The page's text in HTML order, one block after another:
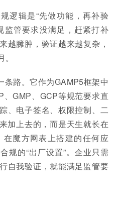
辑是“先做功能，再补验
管要求没满足，赶紧打补
越臃肿，验证越来越复杂，
路。它作为GAMP5框架中
GMP、GCP等规范要求直
、电子签名、权限控制、二
上去的，而是天生就长在
魔方网表上搭建的任何应
规的“出厂设置”。企业只需
自我验证，就能满足监管要